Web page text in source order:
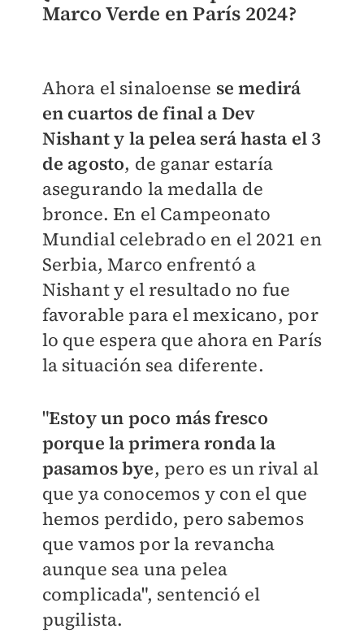
Marco Verde en París 2024?
Ahora el sinaloense se medirá
en cuartos de final a Dev
Nishant y la pelea será hasta el 3
de agosto, de ganar estaría
asegurando la medalla de
bronce. En el Campeonato
Mundial celebrado en el 2021 en
Serbia, Marco enfrentó a
Nishant y el resultado no fue
favorable para el mexicano, por
lo que espera que ahora en París
la situación sea diferente.
"Estoy un poco más fresco
porque la primera ronda la
pasamos bye, pero es un rival al
que ya conocemos y con el que
hemos perdido, pero sabemos
que vamos por la revancha
aunque sea una pelea
complicada", sentenció el
pugilista.